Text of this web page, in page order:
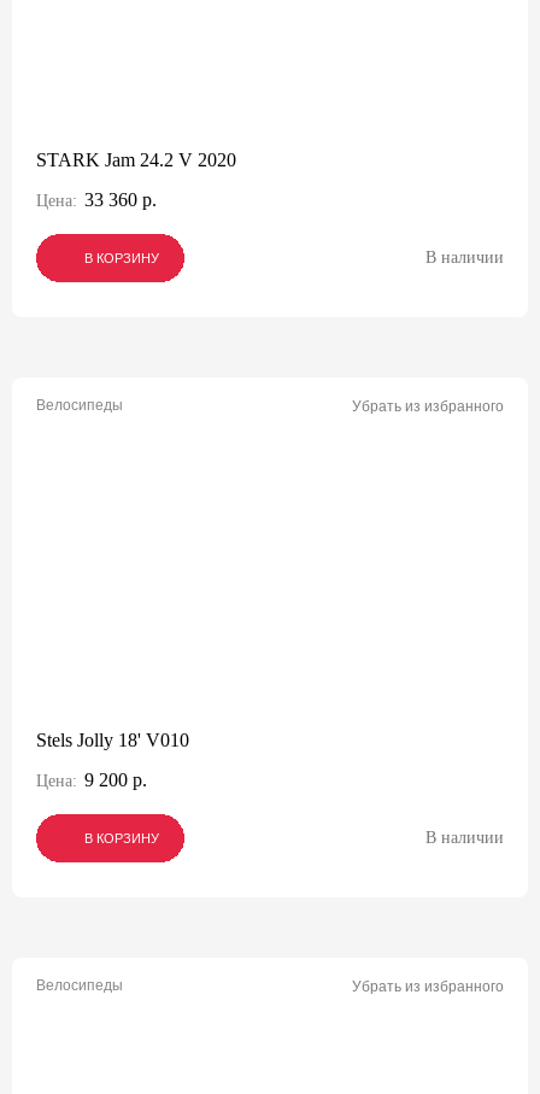
STARK Jam 24.2 V 2020
Цена: 33 360 р.
В КОРЗИНУ
В КОРЗИНУ
В КОРЗИНУ В наличии
Велосипеды Убрать из избранного
Stels Jolly 18' V010
Цена: 9 200 р.
В КОРЗИНУ
В КОРЗИНУ
В КОРЗИНУ В наличии
Велосипеды Убрать из избранного